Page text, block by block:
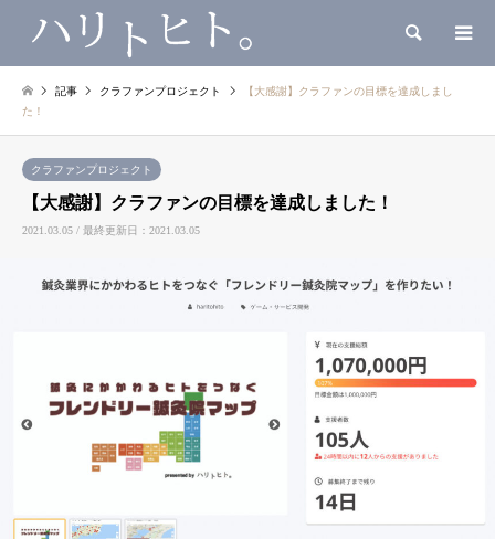
検索
記事 クラファンプロジェクト
【大感謝】クラファンの目標を達成しまし
た！
クラファンプロジェクト
【大感謝】クラファンの目標を達成しました！
2021.03.05 / 最終更新日：2021.03.05